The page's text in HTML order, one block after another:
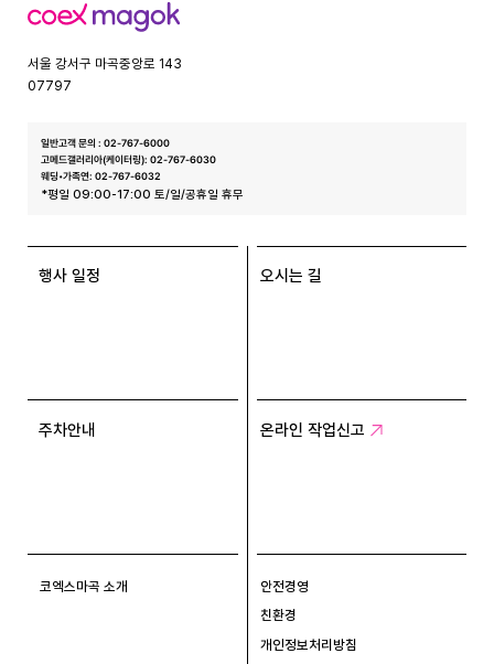
코
스
서울 강서구 마곡중앙로 143
07797
일반고객 문의 : 02-767-6000
고메드갤러리아(케이터링): 02-767-6030
웨딩•가족연: 02-767-6032
*평일 09:00-17:00 토/일/공휴일 휴무
행사 일정 오시는 길
주차안내 온라인 작업신고
코엑스마곡 소개
안전경영
친환경
개인정보처리방침